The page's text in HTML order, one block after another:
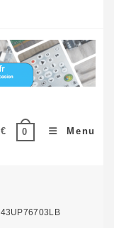
€ 0 Menu
43UP76703LB